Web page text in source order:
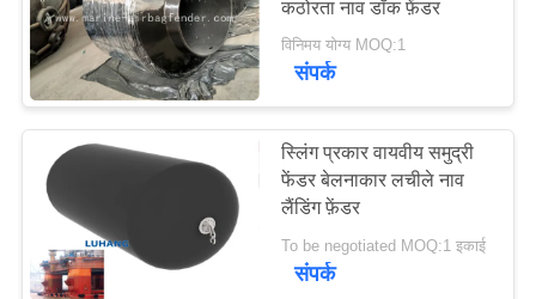
हमसे
संपर्क
करें
उद्धरण
कठोरता नाव डॉक फ़ेंडर
विनिमय योग्य MOQ:1
संपर्क
स्लिंग प्रकार वायवीय समुद्री
फेंडर बेलनाकार लचीले नाव
लैंडिंग फ़ेंडर
To be negotiated MOQ:1 इकाई
संपर्क